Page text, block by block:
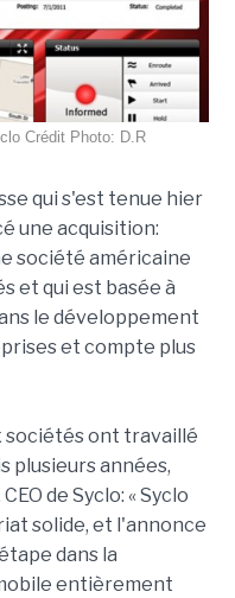
Crédit Photo: D.R
qui s'est tenue hier
une acquisition:
société américaine
et qui est basée à
le développement
et compte plus
sociétés ont travaillé
plusieurs années,
de Syclo: « Syclo
solide, et l'annonce
dans la
entièrement